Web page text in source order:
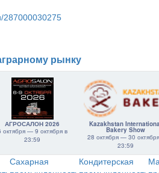
287000030275
рынку
АГРОСАЛОН 2026
октября — 9 октября в
23:59
Kazakhstan
Bakery Show
28 октября — 30
23:59
Сахарная
Кондитерская